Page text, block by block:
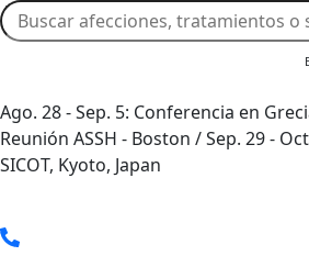
Ago. 28 - Sep. 5: Conferencia en
Reunión ASSH - Boston / Sep. 29 -
SICOT, Kyoto, Japan